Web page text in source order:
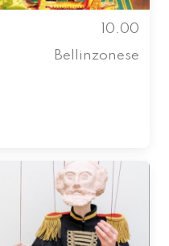
10.00
Bellinzonese